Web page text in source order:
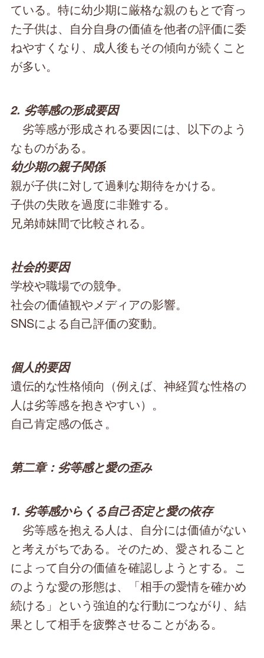
ている。特に幼少期に厳格な親のもとで育っ
た子供は、自分自身の価値を他者の評価に委
ねやすくなり、成人後もその傾向が続くこと
が多い。
2. 劣等感の形成要因
劣等感が形成される要因には、以下のよう
なものがある。
幼少期の親子関係
親が子供に対して過剰な期待をかける。
子供の失敗を過度に非難する。
兄弟姉妹間で比較される。
社会的要因
学校や職場での競争。
社会の価値観やメディアの影響。
SNSによる自己評価の変動。
個人的要因
遺伝的な性格傾向（例えば、神経質な性格の
人は劣等感を抱きやすい）。
自己肯定感の低さ。
第二章：劣等感と愛の歪み
1. 劣等感からくる自己否定と愛の依存
劣等感を抱える人は、自分には価値がない
と考えがちである。そのため、愛されること
によって自分の価値を確認しようとする。こ
のような愛の形態は、「相手の愛情を確かめ
続ける」という強迫的な行動につながり、結
果として相手を疲弊させることがある。